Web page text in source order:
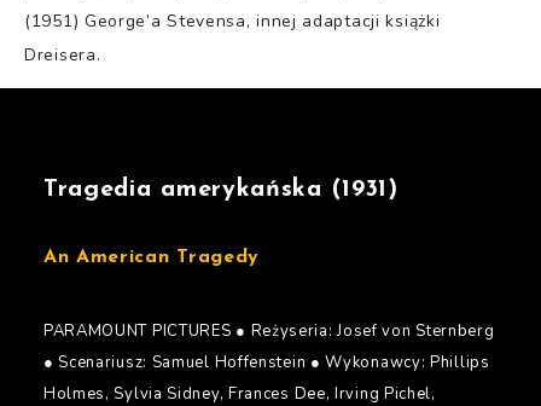
(1951) George’a Stevensa, innej adaptacji książki
Dreisera.
Tragedia amerykańska (1931)
An American Tragedy
PARAMOUNT PICTURES ● Reżyseria: Josef von Sternberg
● Scenariusz: Samuel Hoffenstein ● Wykonawcy: Phillips
Holmes, Sylvia Sidney, Frances Dee, Irving Pichel,